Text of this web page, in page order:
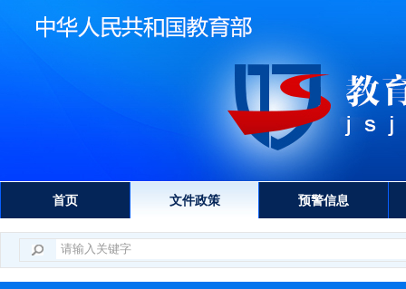
首页 文件政策 预警信息